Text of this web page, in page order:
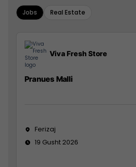
Jobs Real Estate
Viva Fresh Store
Pranues Malli
Ferizaj
19 Gusht 2026